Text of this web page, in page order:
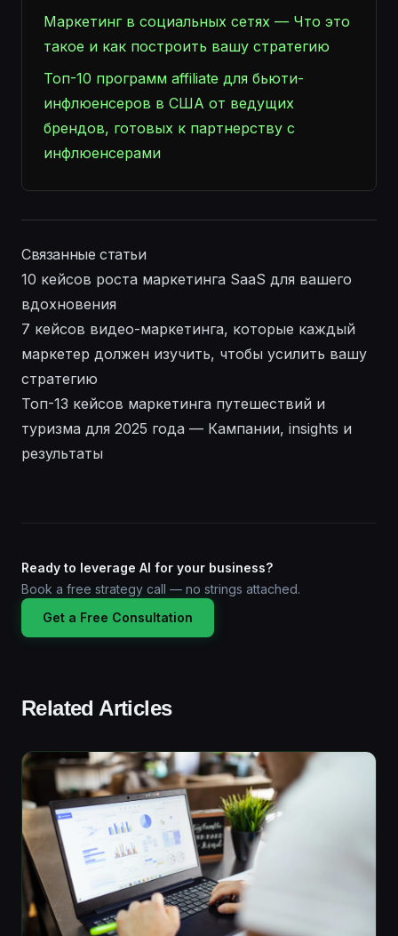
Маркетинг в социальных сетях — Что это
такое и как построить вашу стратегию
Топ-10 программ affiliate для бьюти-
инфлюенсеров в США от ведущих
брендов, готовых к партнерству с
инфлюенсерами
Связанные статьи
10 кейсов роста маркетинга SaaS для вашего
вдохновения
7 кейсов видео-маркетинга, которые каждый
маркетер должен изучить, чтобы усилить вашу
стратегию
Топ-13 кейсов маркетинга путешествий и
туризма для 2025 года — Кампании, insights и
результаты
Ready to leverage AI for your business?
Book a free strategy call — no strings attached.
Get a Free Consultation
Related Articles